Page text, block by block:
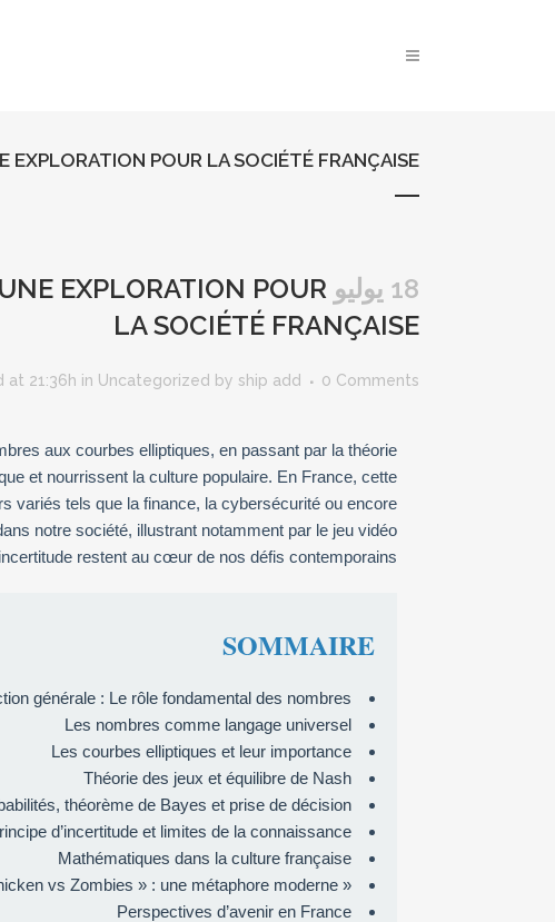
EXPLORATION POUR LA SOCIÉTÉ FRANÇAISE
18 يوليو
EXPLORATION POUR
LA SOCIÉTÉ FRANÇAISE
at 21:36h in Uncategorized by ship add 0 Comments
aux courbes elliptiques, en passant par la théorie
et nourrissent la culture populaire. En France, cette
variés tels que la finance, la cybersécurité ou encore
notre société, illustrant notamment par le jeu vidéo
restent au cœur de nos défis contemporains.
SOMMAIRE
générale : Le rôle fondamental des nombres
Les nombres comme langage universel
Les courbes elliptiques et leur importance
Théorie des jeux et équilibre de Nash
théorème de Bayes et prise de décision
d’incertitude et limites de la connaissance
Mathématiques dans la culture française
« Chicken vs Zombies » : une métaphore moderne
Perspectives d’avenir en France